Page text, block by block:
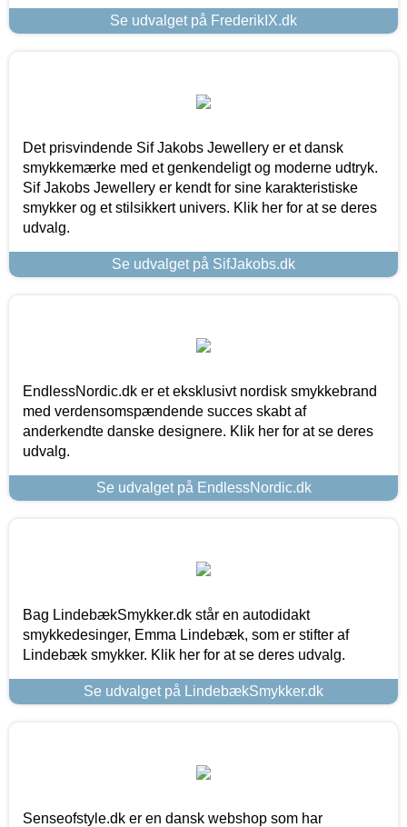
Se udvalget på FrederikIX.dk
Det prisvindende Sif Jakobs Jewellery er et dansk
smykkemærke med et genkendeligt og moderne udtryk.
Sif Jakobs Jewellery er kendt for sine karakteristiske
smykker og et stilsikkert univers. Klik her for at se deres
udvalg.
Se udvalget på SifJakobs.dk
EndlessNordic.dk er et eksklusivt nordisk smykkebrand
med verdensomspændende succes skabt af
anderkendte danske designere. Klik her for at se deres
udvalg.
Se udvalget på EndlessNordic.dk
Bag LindebækSmykker.dk står en autodidakt
smykkedesinger, Emma Lindebæk, som er stifter af
Lindebæk smykker. Klik her for at se deres udvalg.
Se udvalget på LindebækSmykker.dk
Senseofstyle.dk er en dansk webshop som har